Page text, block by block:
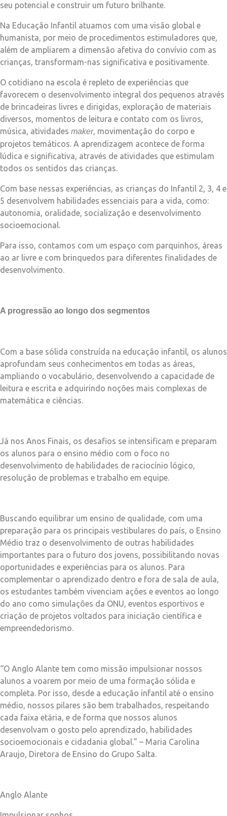
seu potencial e construir um futuro brilhante.
Na Educação Infantil atuamos com uma visão global e
humanista, por meio de procedimentos estimuladores que,
além de ampliarem a dimensão afetiva do convívio com as
crianças, transformam-nas significativa e positivamente.
O cotidiano na escola é repleto de experiências que
favorecem o desenvolvimento integral dos pequenos através
de brincadeiras livres e dirigidas, exploração de materiais
diversos, momentos de leitura e contato com os livros,
música, atividades maker, movimentação do corpo e
projetos temáticos. A aprendizagem acontece de forma
lúdica e significativa, através de atividades que estimulam
todos os sentidos das crianças.
Com base nessas experiências, as crianças do Infantil 2, 3, 4 e
5 desenvolvem habilidades essenciais para a vida, como:
autonomia, oralidade, socialização e desenvolvimento
socioemocional.
Para isso, contamos com um espaço com parquinhos, áreas
ao ar livre e com brinquedos para diferentes finalidades de
desenvolvimento.
A progressão ao longo dos segmentos
Com a base sólida construída na educação infantil, os alunos
aprofundam seus conhecimentos em todas as áreas,
ampliando o vocabulário, desenvolvendo a capacidade de
leitura e escrita e adquirindo noções mais complexas de
matemática e ciências.
Já nos Anos Finais, os desafios se intensificam e preparam
os alunos para o ensino médio com o foco no
desenvolvimento de habilidades de raciocínio lógico,
resolução de problemas e trabalho em equipe.
Buscando equilibrar um ensino de qualidade, com uma
preparação para os principais vestibulares do país, o Ensino
Médio traz o desenvolvimento de outras habilidades
importantes para o futuro dos jovens, possibilitando novas
oportunidades e experiências para os alunos. Para
complementar o aprendizado dentro e fora de sala de aula,
os estudantes também vivenciam ações e eventos ao longo
do ano como simulações da ONU, eventos esportivos e
criação de projetos voltados para iniciação científica e
empreendedorismo.
“O Anglo Alante tem como missão impulsionar nossos
alunos a voarem por meio de uma formação sólida e
completa. Por isso, desde a educação infantil até o ensino
médio, nossos pilares são bem trabalhados, respeitando
cada faixa etária, e de forma que nossos alunos
desenvolvam o gosto pelo aprendizado, habilidades
socioemocionais e cidadania global.” – Maria Carolina
Araujo, Diretora de Ensino do Grupo Salta.
Anglo Alante